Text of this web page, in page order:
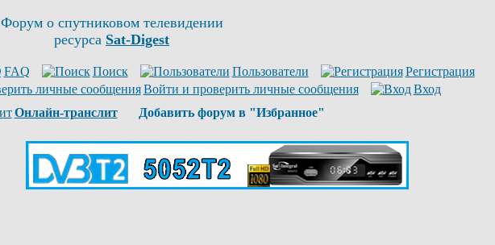
Форум о спутниковом телевидении
ресурса Sat-Digest
FAQ Поиск Пользователи
Регистрация
Войти и проверить личные сообщения
Вход
Онлайн-транслит
Добавить форум в "Избранное"